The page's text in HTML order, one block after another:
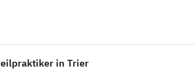
in Trier